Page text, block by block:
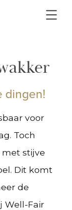
dingen!
voor
Toch
stijve
Dit komt
de
Well-Fair